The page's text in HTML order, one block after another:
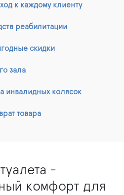
к каждому клиенту
реабилитации
скидки
зала
инвалидных колясок
товара
-
комфорт для